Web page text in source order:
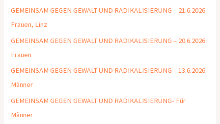
GEMEINSAM GEGEN GEWALT UND RADIKALISIERUNG – 21.6.2026
Frauen, Linz
GEMEINSAM GEGEN GEWALT UND RADIKALISIERUNG – 20.6.2026
Frauen
GEMEINSAM GEGEN GEWALT UND RADIKALISIERUNG – 13.6.2026
Männer
GEMEINSAM GEGEN GEWALT UND RADIKALISIERUNG- Für
Männer